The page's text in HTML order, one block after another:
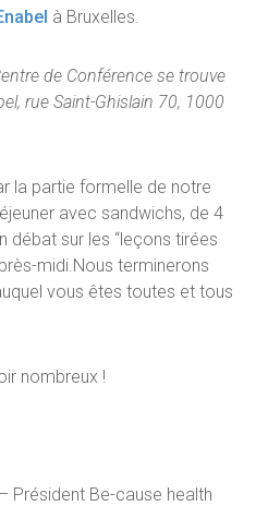
à Bruxelles.
de Conférence se trouve
rue Saint-Ghislain 70, 1000
la partie formelle de notre
avec sandwichs, de 4
débat sur les “leçons tirées
midi.Nous terminerons
vous êtes toutes et tous
nombreux !
Président Be-cause health